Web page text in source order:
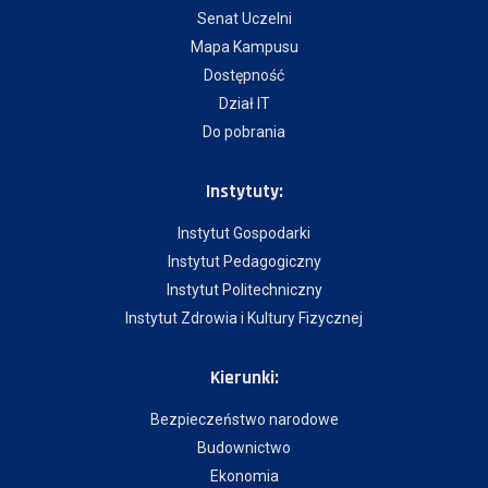
Senat Uczelni
Mapa Kampusu
Dostępność
Dział IT
Do pobrania
Instytuty:
Instytut Gospodarki
Instytut Pedagogiczny
Instytut Politechniczny
Instytut Zdrowia i Kultury Fizycznej
Kierunki:
Bezpieczeństwo narodowe
Budownictwo
Ekonomia